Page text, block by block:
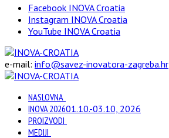
Facebook INOVA Croatia
Instagram INOVA Croatia
YouTube INOVA Croatia
e-mail: info@savez-inovatora-zagreba.hr
NASLOVNA
INOVA 202601.10.-03.10, 2026
PROIZVODI
MEDIJI